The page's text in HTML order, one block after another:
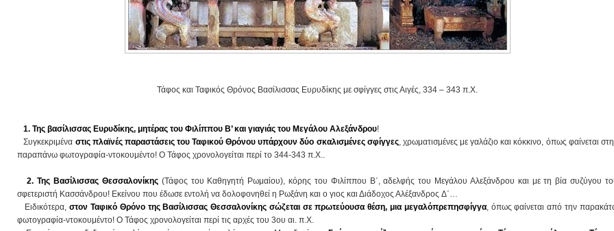
Τάφος και Ταφικός Θρόνος Βασίλισσας Ευρυδίκης με σφίγγες στις Αιγές, 334 – 343 π.Χ.
1. Της βασίλισσας Ευρυδίκης, μητέρας του Φιλίππου Β’ και γιαγιάς του Μεγάλου Αλεξάνδρου!
Συγκεκριμένα στις πλαϊνές παραστάσεις του Ταφικού Θρόνου υπάρχουν δύο σκαλισμένες σφίγγες, χρωματισμένες με γαλάζιο και κόκκινο, όπως φαίνεται
παραπάνω φωτογραφία-ντοκουμέντο! Ο Τάφος χρονολογείται περί το 344-343 π.Χ..
2. Της Βασίλισσας Θεσσαλονίκης(Τάφος του Καθηγητή Ρωμαίου), κόρης του Φιλίππου Β΄, αδελφής του Μεγάλου Αλεξάνδρου και με τη βία συζύγου
σφετεριστή Κασσάνδρου! Εκείνου που έδωσε εντολή να δολοφονηθεί η Ρωξάνη και ο γιος και Διάδοχος Αλέξανδρος Δ΄…
Ειδικότερα,στον Ταφικό Θρόνο της Βασίλισσας Θεσσαλονίκης σώζεται σε πρωτεύουσα θέση, μια μεγαλόπρεπησφίγγα, όπως φαίνεται από την
φωτογραφία-ντοκουμέντο! Ο Τάφος χρονολογείται περί τις αρχές του 3ου αι. π.Χ.